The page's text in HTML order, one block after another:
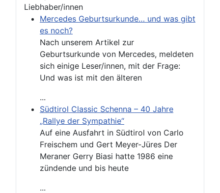
Liebhaber/innen
Mercedes Geburtsurkunde… und was gibt
es noch?
Nach unserem Artikel zur
Geburtsurkunde von Mercedes, meldeten
sich einige Leser/innen, mit der Frage:
Und was ist mit den älteren
...
Südtirol Classic Schenna – 40 Jahre
„Rallye der Sympathie“
Auf eine Ausfahrt in Südtirol von Carlo
Freischem und Gert Meyer-Jüres Der
Meraner Gerry Biasi hatte 1986 eine
zündende und bis heute
...